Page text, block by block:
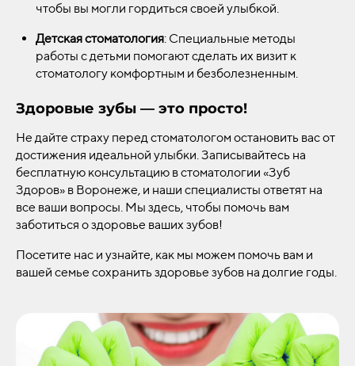
чтобы вы могли гордиться своей улыбкой.
Детская стоматология: Специальные методы
работы с детьми помогают сделать их визит к
стоматологу комфортным и безболезненным.
Здоровые зубы — это просто!
Не дайте страху перед стоматологом остановить вас от
достижения идеальной улыбки. Записывайтесь на
бесплатную консультацию в стоматологии «Зуб
Здоров» в Воронеже, и наши специалисты ответят на
все ваши вопросы. Мы здесь, чтобы помочь вам
заботиться о здоровье ваших зубов!
Посетите нас и узнайте, как мы можем помочь вам и
вашей семье сохранить здоровье зубов на долгие годы.